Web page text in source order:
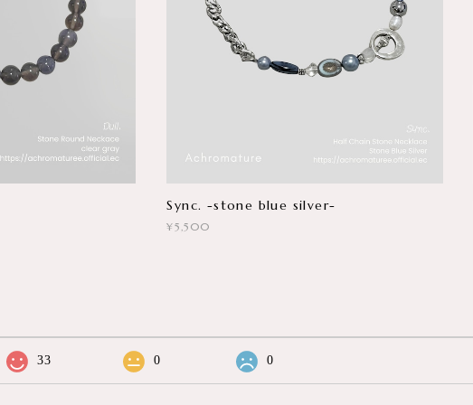
Sync. -stone blue silver-
¥5,500
33 0 0